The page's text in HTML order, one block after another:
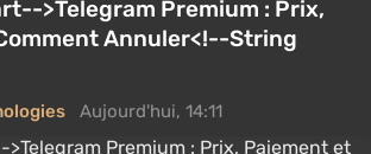
et de missions difficiles. Ici, vous
pour des jeux de divers genres,
RPG aux stratégies et plateformes,
sur le matériel et le dépannage
mettons constamment à jour les
>Telegram Premium : Prix,
Annuler<!--String
Aujourd'hui, 14:11